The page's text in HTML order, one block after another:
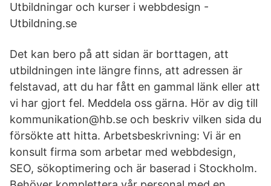
Utbildningar och kurser i webbdesign -
Utbildning.se
Det kan bero på att sidan är borttagen, att
utbildningen inte längre finns, att adressen är
felstavad, att du har fått en gammal länk eller att
vi har gjort fel. Meddela oss gärna. Hör av dig till
kommunikation@hb.se och beskriv vilken sida du
försökte att hitta. Arbetsbeskrivning: Vi är en
konsult firma som arbetar med webbdesign,
SEO, sökoptimering och är baserad i Stockholm.